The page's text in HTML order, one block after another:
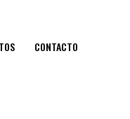
CONTACTO